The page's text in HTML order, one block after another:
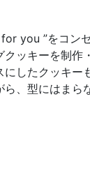
you ”をコン
ッキーを制作
にしたクッキー
、型にはまら